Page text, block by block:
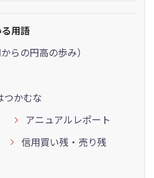
用語
らの円高の歩み）
つかむな
アニュアルレポート
信用買い残・売り残